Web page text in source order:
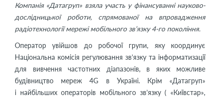
Компанія «Датагруп» взяла участь у фінансуванні науково-
дослідницької роботи, спрямованої на впровадження
радіотехнології мережі мобільного зв’язку 4-го покоління.
Оператор увійшов до робочої групи, яку координує
Національна комісія регулювання зв’язку та інформатизації
для вивчення частотних діапазонів, в яких можливе
будівництво мереж 4G в Україні. Крім «Датагруп»
і найбільших операторів мобільного зв’язку ( «Київстар»,